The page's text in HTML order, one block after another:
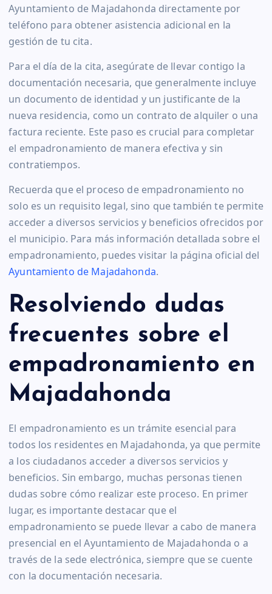
Ayuntamiento de Majadahonda directamente por
teléfono para obtener asistencia adicional en la
gestión de tu cita.
Para el día de la cita, asegúrate de llevar contigo la
documentación necesaria, que generalmente incluye
un documento de identidad y un justificante de la
nueva residencia, como un contrato de alquiler o una
factura reciente. Este paso es crucial para completar
el empadronamiento de manera efectiva y sin
contratiempos.
Recuerda que el proceso de empadronamiento no
solo es un requisito legal, sino que también te permite
acceder a diversos servicios y beneficios ofrecidos por
el municipio. Para más información detallada sobre el
empadronamiento, puedes visitar la página oficial del
Ayuntamiento de Majadahonda.
Resolviendo dudas
frecuentes sobre el
empadronamiento en
Majadahonda
El empadronamiento es un trámite esencial para
todos los residentes en Majadahonda, ya que permite
a los ciudadanos acceder a diversos servicios y
beneficios. Sin embargo, muchas personas tienen
dudas sobre cómo realizar este proceso. En primer
lugar, es importante destacar que el
empadronamiento se puede llevar a cabo de manera
presencial en el Ayuntamiento de Majadahonda o a
través de la sede electrónica, siempre que se cuente
con la documentación necesaria.